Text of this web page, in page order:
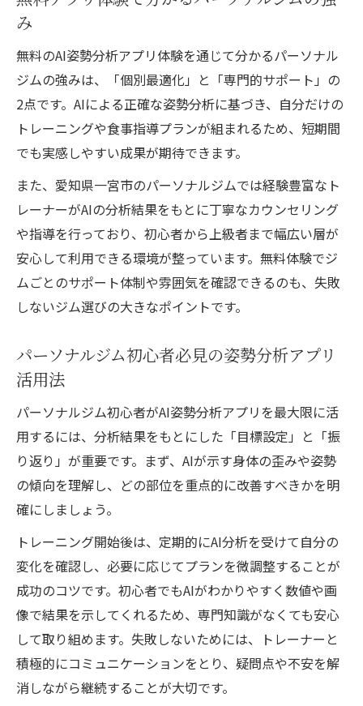
み
無料のAI姿勢分析アプリ体験を通じて分かるパーソナル
ジムの強みは、「個別最適化」と「専門的サポート」の
2点です。AIによる正確な姿勢分析に基づき、自分だけの
トレーニングや食事指導プランが組まれるため、短期間
でも実感しやすい成果が期待できます。
また、愛知県一宮市のパーソナルジムでは経験豊富なト
レーナーがAIの分析結果をもとに丁寧なカウンセリング
や指導を行っており、初心者から上級者まで幅広い層が
安心して利用できる環境が整っています。無料体験でジ
ムごとのサポート体制や雰囲気を確認できるのも、失敗
しないジム選びの大きなポイントです。
パーソナルジム初心者必見の姿勢分析アプリ
活用法
パーソナルジム初心者がAI姿勢分析アプリを最大限に活
用するには、分析結果をもとにした「目標設定」と「振
り返り」が重要です。まず、AIが示す身体の歪みや姿勢
の傾向を理解し、どの部位を重点的に改善すべきかを明
確にしましょう。
トレーニング開始後は、定期的にAI分析を受けて自分の
変化を確認し、必要に応じてプランを微調整することが
成功のコツです。初心者でもAIがわかりやすく数値や画
像で結果を示してくれるため、専門知識がなくても安心
して取り組めます。失敗しないためには、トレーナーと
積極的にコミュニケーションをとり、疑問点や不安を解
消しながら継続することが大切です。